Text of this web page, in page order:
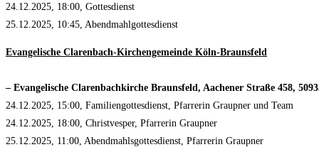
24.12.2025, 18:00, Gottesdienst
25.12.2025, 10:45, Abendmahlgottesdienst
Evangelische Clarenbach-Kirchengemeinde Köln-Braunsfeld
– Evangelische Clarenbachkirche Braunsfeld, Aachener Straße 458,
24.12.2025, 15:00, Familiengottesdienst, Pfarrerin Graupner und Team
24.12.2025, 18:00, Christvesper, Pfarrerin Graupner
25.12.2025, 11:00, Abendmahlsgottesdienst, Pfarrerin Graupner